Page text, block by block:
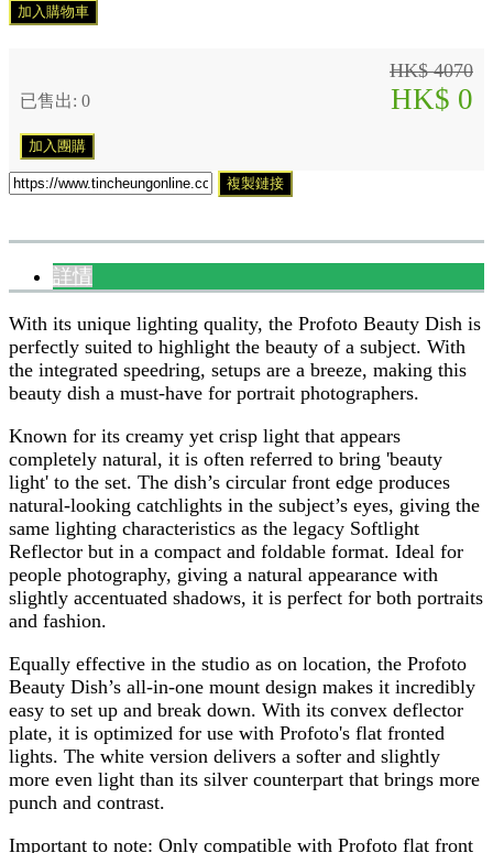
加入購物車
HK$ 4070
已售出: 0 HK$ 0
加入團購
複製鏈接
詳情
With its unique lighting quality, the Profoto Beauty Dish is
perfectly suited to highlight the beauty of a subject. With
the integrated speedring, setups are a breeze, making this
beauty dish a must-have for portrait photographers.
Known for its creamy yet crisp light that appears
completely natural, it is often referred to bring 'beauty
light' to the set. The dish’s circular front edge produces
natural-looking catchlights in the subject’s eyes, giving the
same lighting characteristics as the legacy Softlight
Reflector but in a compact and foldable format. Ideal for
people photography, giving a natural appearance with
slightly accentuated shadows, it is perfect for both portraits
and fashion.
Equally effective in the studio as on location, the Profoto
Beauty Dish’s all-in-one mount design makes it incredibly
easy to set up and break down. With its convex deflector
plate, it is optimized for use with Profoto's flat fronted
lights. The white version delivers a softer and slightly
more even light than its silver counterpart that brings more
punch and contrast.
Important to note: Only compatible with Profoto flat front